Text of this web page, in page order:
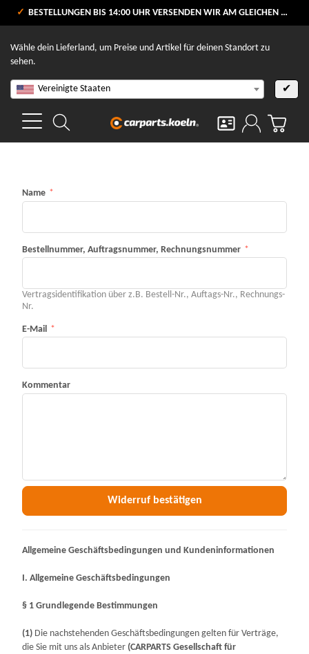
VERSANDKOSTENFREI AB 80 €
BESTELLUNGEN BIS 14:00 UHR VERSENDEN WIR AM GLEICHEN WERKTAG
Wähle dein Lieferland, um Preise und Artikel für deinen Standort zu
sehen.
Vereinigte Staaten ✔
Name
Vertragsidentifikation über z.B. Bestell-Nr., Auftags-Nr., Rechnungs-
Nr.
Bestellnummer, Auftragsnummer, Rechnungsnummer
E-Mail
Kommentar
Widerruf bestätigen
Allgemeine Geschäftsbedingungen und Kundeninformationen
I. Allgemeine Geschäftsbedingungen
§ 1 Grundlegende Bestimmungen
(1) Die nachstehenden Geschäftsbedingungen gelten für Verträge,
die Sie mit uns als Anbieter (CARPARTS Gesellschaft für